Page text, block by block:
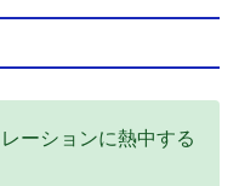
ーションに熱中する